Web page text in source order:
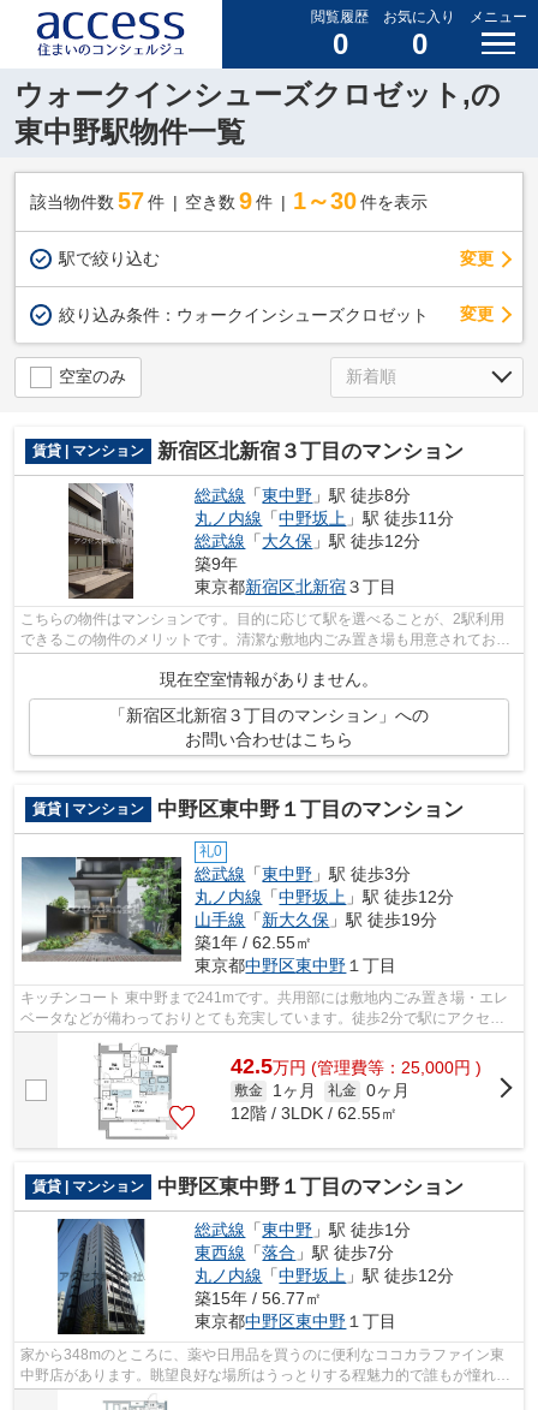
閲覧履歴
0
お気に入り
0
メニュー
ウォークインシューズクロゼット,の
東中野駅物件一覧
該当物件数 57件 空き数 9 件 1～30 件を表示
駅で絞り込む 変更
絞り込み条件： ウォークインシューズクロゼット 変更
空室のみ
賃貸 | マンション 新宿区北新宿３丁目のマンション
総武線 「東中野 」駅 徒歩8分
丸ノ内線 「中野坂上 」駅 徒歩11分
総武線 「大久保 」駅 徒歩12分
築9年
東京都新宿区北新宿３丁目
こちらの物件はマンションです。目的に応じて駅を選べることが、2駅利用
できるこの物件のメリットです。清潔な敷地内ごみ置き場も用意されており
現在空室情報がありません。
「新宿区北新宿３丁目のマンション」への
お問い合わせはこちら
賃貸 | マンション 中野区東中野１丁目のマンション
礼0
総武線 「東中野 」駅 徒歩3分
丸ノ内線 「中野坂上 」駅 徒歩12分
山手線 「新大久保 」駅 徒歩19分
築1年 / 62.55㎡
東京都中野区東中野 １丁目
キッチンコート 東中野まで241mです。共用部には敷地内ごみ置き場・エレ
ベータなどが備わっておりとても充実しています。徒歩2分で駅にアクセス
できる物件です。夏場は特に涼しい通風...
42.5万円 (管理費等：25,000円 )
敷金 1ヶ月 礼金 0ヶ月
12階 / 3LDK / 62.55㎡
賃貸 | マンション 中野区東中野１丁目のマンション
総武線 「東中野 」駅 徒歩1分
東西線 「落合 」駅 徒歩7分
丸ノ内線 「中野坂上 」駅 徒歩12分
築15年 / 56.77㎡
東京都中野区東中野 １丁目
家から348mのところに、薬や日用品を買うのに便利なココカラファイン東
中野店があります。眺望良好な場所はうっとりする程魅力的で誰もが憧れま
す。通風良好な条件は健康面でも大切で...